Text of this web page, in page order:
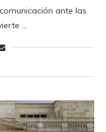
ante las
…